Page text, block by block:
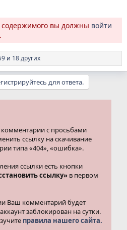
содержимого вы должны войти
.
и 18 других
для ответа.
комментарии с просьбами
ссылку на скачивание
типа «404», «ошибка».
ссылки есть кнопки
ссылку» в первом
Ваш комментарий будет
заблокирован на сутки.
правила нашего сайта.